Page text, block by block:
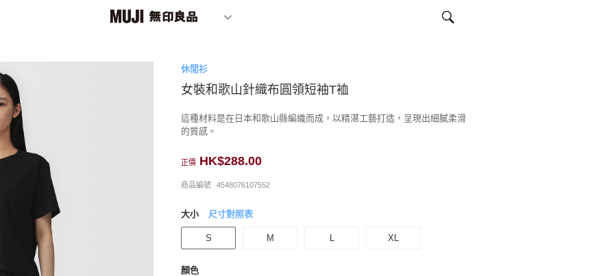
休閒衫
女裝和歌山針織布圓領短袖T裇
這種材料是在日本和歌山縣編織而成，以精湛工藝打造，呈現出細膩柔滑
的質感。
正價 HK$288.00
商品編號 4548076107552
大小 尺寸對照表
S M L XL
顏色